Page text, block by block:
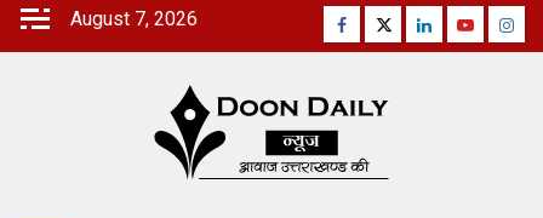
Skip
August 7, 2026 Facebook
TwitterLinkedinYoutube